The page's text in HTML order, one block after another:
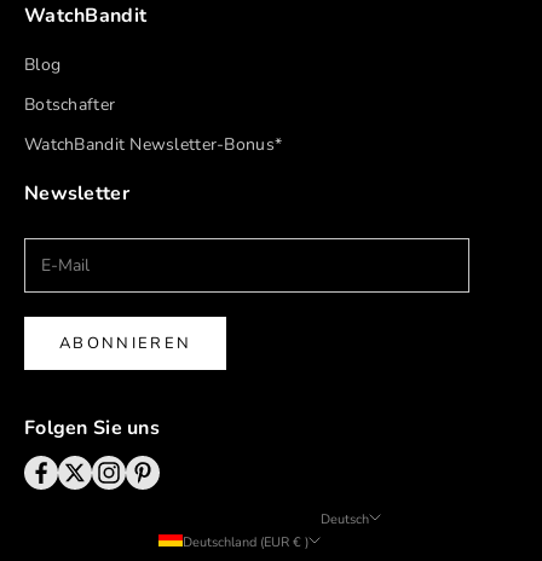
WatchBandit
Blog
Botschafter
WatchBandit Newsletter-Bonus*
Newsletter
ABONNIEREN
Folgen Sie uns
Deutschland (EUR € )
Deutsch